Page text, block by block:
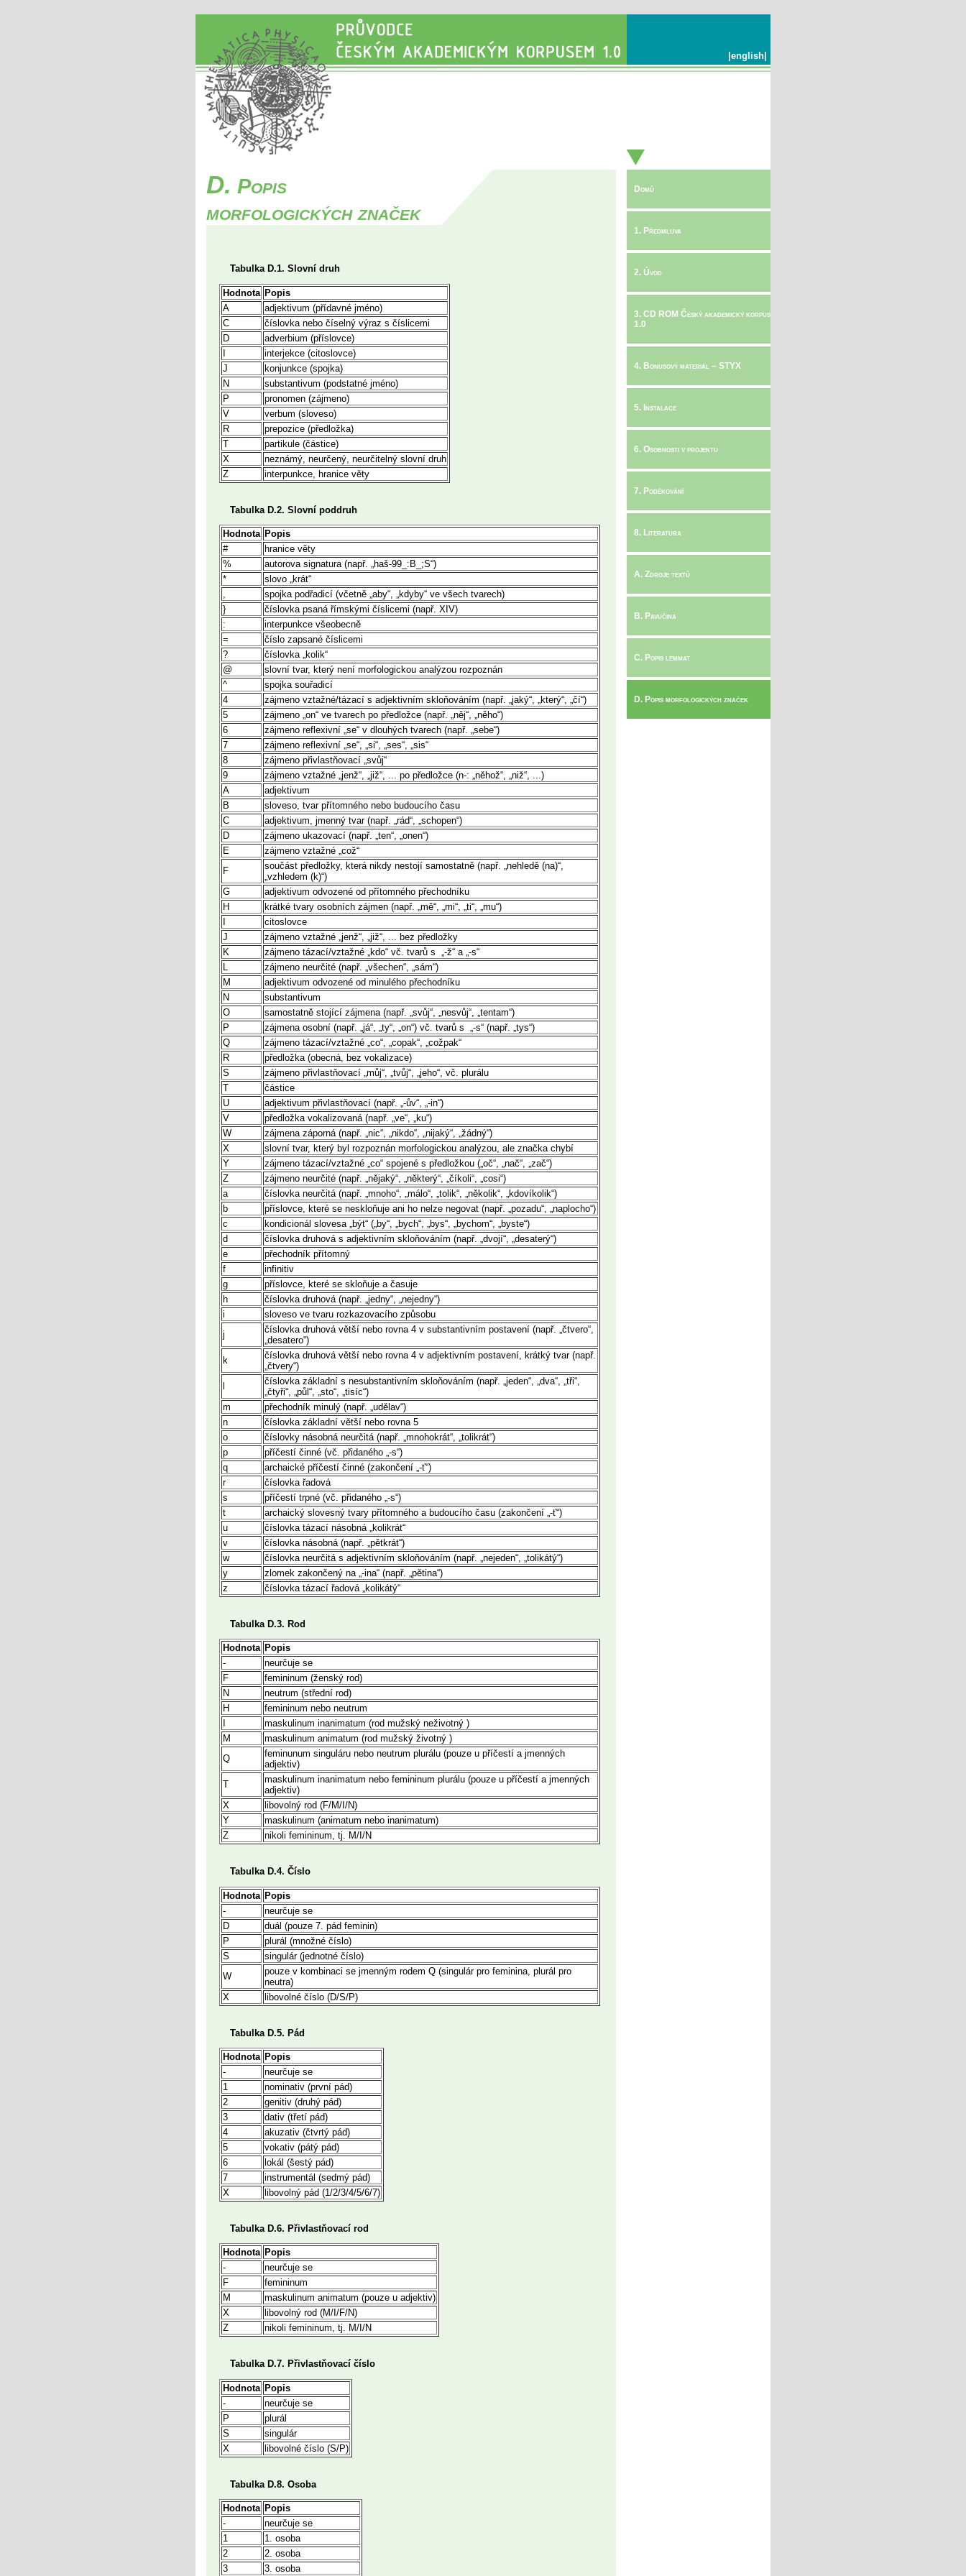
english
D. Popis
morfologických značek
Tabulka D.1. Slovní druh
Hodnota Popis
A
adjektivum (přídavné jméno)
C
číslovka nebo číselný výraz s číslicemi
D
adverbium (příslovce)
I
interjekce (citoslovce)
J
konjunkce (spojka)
N
substantivum (podstatné jméno)
P
pronomen (zájmeno)
V
verbum (sloveso)
R
prepozice (předložka)
T
partikule (částice)
X
neznámý, neurčený, neurčitelný slovní druh
Z
interpunkce, hranice věty
Tabulka D.2. Slovní poddruh
Hodnota Popis
#
hranice věty
%
autorova signatura (např. „haš-99_:B_;S“)
*
slovo „krát“
spojka podřadicí (včetně „aby“, „kdyby“ ve všech tvarech)
}
číslovka psaná římskými číslicemi (např. XIV)
:
interpunkce všeobecně
=
číslo zapsané číslicemi
?
číslovka „kolik“
@
slovní tvar, který není morfologickou analýzou rozpoznán
^
spojka souřadicí
4
zájmeno vztažné/tázací s adjektivním skloňováním (např. „jaký“, „který“, „čí“)
5
zájmeno „on“ ve tvarech po předložce (např. „něj“, „něho“)
6
zájmeno reflexivní „se“ v dlouhých tvarech (např. „sebe“)
7
zájmeno reflexivní „se“, „si“, „ses“, „sis“
8
zájmeno přivlastňovací „svůj“
9
zájmeno vztažné „jenž“, „již“, ... po předložce (n-: „něhož“, „niž“, ...)
A
adjektivum
B
sloveso, tvar přítomného nebo budoucího času
C
adjektivum, jmenný tvar (např. „rád“, „schopen“)
D
zájmeno ukazovací (např. „ten“, „onen“)
E
zájmeno vztažné „což“
F
součást předložky, která nikdy nestojí samostatně (např. „nehledě (na)“,
„vzhledem (k)“)
G
adjektivum odvozené od přítomného přechodníku
H
krátké tvary osobních zájmen (např. „mě“, „mi“, „ti“, „mu“)
citoslovce
J
zájmeno vztažné „jenž“, „již“, ... bez předložky
K
zájmeno tázací/vztažné „kdo“ vč. tvarů s „-ž“ a „-s“
zájmeno neurčité (např. „všechen“, „sám“)
M
adjektivum odvozené od minulého přechodníku
N
substantivum
O
samostatně stojící zájmena (např. „svůj“, „nesvůj“, „tentam“)
P
zájmena osobní (např. „já“, „ty“, „on“) vč. tvarů s „-s“ (např. „tys“)
Q
zájmeno tázací/vztažné „co“, „copak“, „cožpak“
R
předložka (obecná, bez vokalizace)
S
zájmeno přivlastňovací „můj“, „tvůj“, „jeho“, vč. plurálu
T
částice
U
adjektivum přivlastňovací (např. „-ův“, „-in“)
V
předložka vokalizovaná (např. „ve“, „ku“)
W
zájmena záporná (např. „nic“, „nikdo“, „nijaký“, „žádný“)
X
slovní tvar, který byl rozpoznán morfologickou analýzou, ale značka chybí
Y
zájmeno tázací/vztažné „co“ spojené s předložkou („oč“, „nač“, „zač“)
Z
zájmeno neurčité (např. „nějaký“, „některý“, „číkoli“, „cosi“)
a
číslovka neurčitá (např. „mnoho“, „málo“, „tolik“, „několik“, „kdovíkolik“)
b
příslovce, které se neskloňuje ani ho nelze negovat (např. „pozadu“, „naplocho“)
c
kondicionál slovesa „být“ („by“, „bych“, „bys“, „bychom“, „byste“)
d
číslovka druhová s adjektivním skloňováním (např. „dvojí“, „desaterý“)
e
přechodník přítomný
f
infinitiv
g
příslovce, které se skloňuje a časuje
h
číslovka druhová (např. „jedny“, „nejedny“)
i
sloveso ve tvaru rozkazovacího způsobu
j
číslovka druhová větší nebo rovna 4 v substantivním postavení (např. „čtvero“,
„desatero“)
k
číslovka druhová větší nebo rovna 4 v adjektivním postavení, krátký tvar (např.
„čtvery“)
číslovka základní s nesubstantivním skloňováním (např. „jeden“, „dva“, „tři“,
„čtyři“, „půl“, „sto“, „tisíc“)
m
přechodník minulý (např. „udělav“)
n
číslovka základní větší nebo rovna 5
o
číslovky násobná neurčitá (např. „mnohokrát“, „tolikrát“)
p
příčestí činné (vč. přidaného „-s“)
q
archaické příčestí činné (zakončení „-ť“)
r
číslovka řadová
s
příčestí trpné (vč. přidaného „-s“)
t
archaický slovesný tvary přítomného a budoucího času (zakončení „-ť“)
u
číslovka tázací násobná „kolikrát“
v
číslovka násobná (např. „pětkrát“)
w
číslovka neurčitá s adjektivním skloňováním (např. „nejeden“, „tolikátý“)
y
zlomek zakončený na „-ina“ (např. „pětina“)
z
číslovka tázací řadová „kolikátý“
Tabulka D.3. Rod
Hodnota Popis
-
neurčuje se
F
femininum (ženský rod)
N
neutrum (střední rod)
H
femininum nebo neutrum
maskulinum inanimatum (rod mužský neživotný )
M
maskulinum animatum (rod mužský životný )
Q
feminunum singuláru nebo neutrum plurálu (pouze u příčestí a jmenných
adjektiv)
T
maskulinum inanimatum nebo femininum plurálu (pouze u příčestí a jmenných
adjektiv)
X
libovolný rod (F/M/I/N)
Y
maskulinum (animatum nebo inanimatum)
Z
nikoli femininum, tj. M/I/N
Tabulka D.4. Číslo
Hodnota Popis
-
neurčuje se
D
duál (pouze 7. pád feminin)
P
plurál (množné číslo)
S
singulár (jednotné číslo)
W
pouze v kombinaci se jmenným rodem Q (singulár pro feminina, plurál pro
neutra)
X
libovolné číslo (D/S/P)
Tabulka D.5. Pád
Hodnota Popis
-
neurčuje se
1
nominativ (první pád)
2
genitiv (druhý pád)
3
dativ (třetí pád)
4
akuzativ (čtvrtý pád)
5
vokativ (pátý pád)
6
lokál (šestý pád)
7
instrumentál (sedmý pád)
X
libovolný pád (1/2/3/4/5/6/7)
Tabulka D.6. Přivlastňovací rod
Hodnota Popis
-
neurčuje se
F
femininum
M
maskulinum animatum (pouze u adjektiv)
X
libovolný rod (M/I/F/N)
Z
nikoli femininum, tj. M/I/N
Tabulka D.7. Přivlastňovací číslo
Hodnota Popis
-
neurčuje se
P
plurál
S
singulár
X
libovolné číslo (S/P)
Tabulka D.8. Osoba
Hodnota Popis
-
neurčuje se
1
1. osoba
2
2. osoba
3
3. osoba
Domů
1. Předmluva
2. Úvod
3. CD ROM Český akademický korpus
1.0
4. Bonusový materiál – STYX
5. Instalace
6. Osobnosti v projektu
7. Poděkování
8. Literatura
A. Zdroje textů
B. Pavučina
C. Popis lemmat
D. Popis morfologických značek